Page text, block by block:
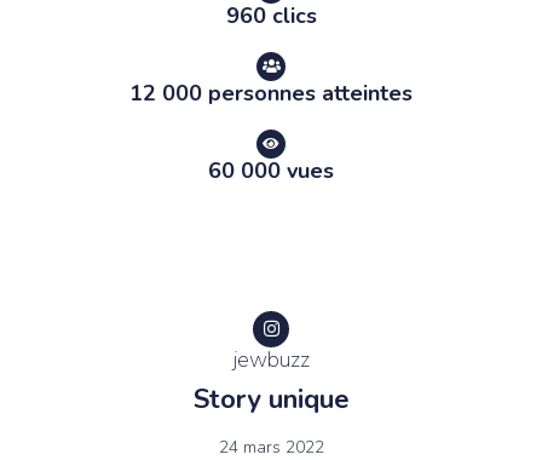
60 000 vues
12 000 personnes atteintes
960 clics
jewbuzz
Story unique
24 mars 2022